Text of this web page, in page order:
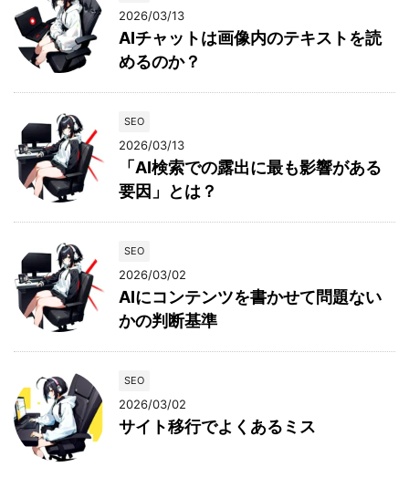
2026/03/13
AIチャットは画像内のテキストを読
めるのか？
SEO
2026/03/13
「AI検索での露出に最も影響がある
要因」とは？
SEO
2026/03/02
AIにコンテンツを書かせて問題ない
かの判断基準
SEO
2026/03/02
サイト移行でよくあるミス